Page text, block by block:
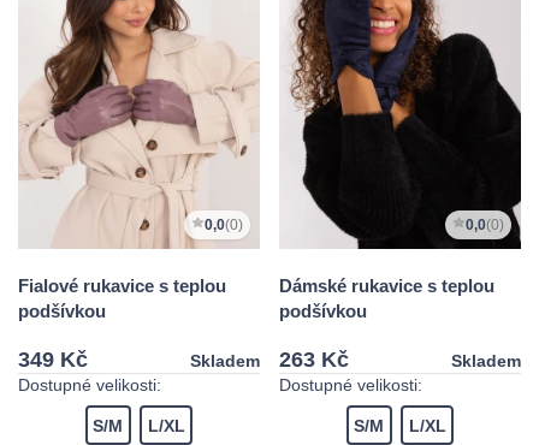
0,0(0)
Fialové rukavice s teplou
podšívkou
349 Kč
Skladem
Dostupné velikosti:
S/M L/XL
0,0(0)
Dámské rukavice s teplou
podšívkou
263 Kč
Skladem
Dostupné velikosti:
S/M L/XL